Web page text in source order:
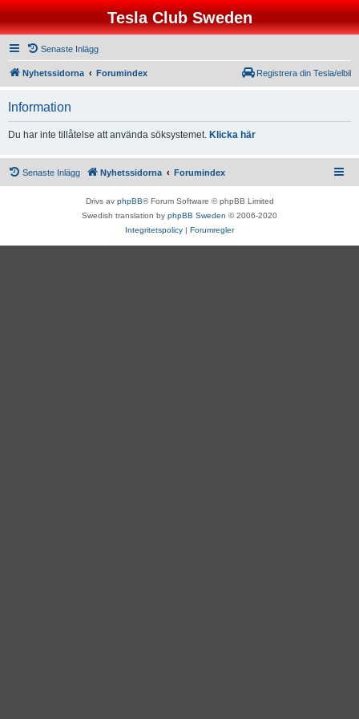
Tesla Club Sweden
Senaste Inlägg
Nyhetssidorna Forumindex Registrera din Tesla/elbil
Information
Du har inte tillåtelse att använda söksystemet. Klicka här
Senaste Inlägg Nyhetssidorna Forumindex
Drivs av phpBB® Forum Software © phpBB Limited
Swedish translation by phpBB Sweden © 2006-2020
Integritetspolicy | Forumregler